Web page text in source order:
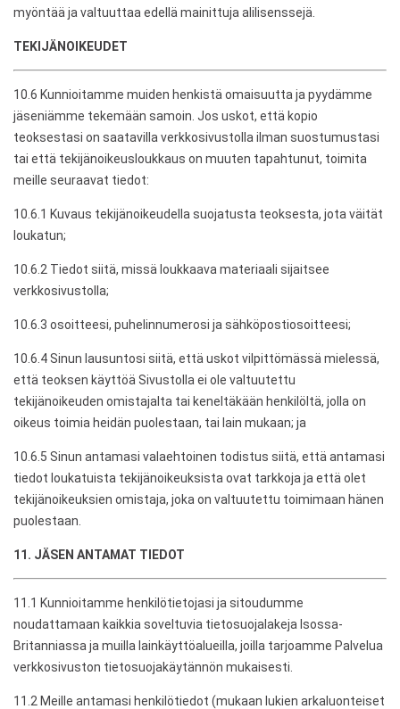
myöntää ja valtuuttaa edellä mainittuja alilisenssejä.
TEKIJÄNOIKEUDET
10.6 Kunnioitamme muiden henkistä omaisuutta ja pyydämme
jäseniämme tekemään samoin. Jos uskot, että kopio
teoksestasi on saatavilla verkkosivustolla ilman suostumustasi
tai että tekijänoikeusloukkaus on muuten tapahtunut, toimita
meille seuraavat tiedot:
10.6.1 Kuvaus tekijänoikeudella suojatusta teoksesta, jota väität
loukatun;
10.6.2 Tiedot siitä, missä loukkaava materiaali sijaitsee
verkkosivustolla;
10.6.3 osoitteesi, puhelinnumerosi ja sähköpostiosoitteesi;
10.6.4 Sinun lausuntosi siitä, että uskot vilpittömässä mielessä,
että teoksen käyttöä Sivustolla ei ole valtuutettu
tekijänoikeuden omistajalta tai keneltäkään henkilöltä, jolla on
oikeus toimia heidän puolestaan, tai lain mukaan; ja
10.6.5 Sinun antamasi valaehtoinen todistus siitä, että antamasi
tiedot loukatuista tekijänoikeuksista ovat tarkkoja ja että olet
tekijänoikeuksien omistaja, joka on valtuutettu toimimaan hänen
puolestaan.
11. JÄSEN ANTAMAT TIEDOT
11.1 Kunnioitamme henkilötietojasi ja sitoudumme
noudattamaan kaikkia soveltuvia tietosuojalakeja Isossa-
Britanniassa ja muilla lainkäyttöalueilla, joilla tarjoamme Palvelua
verkkosivuston tietosuojakäytännön mukaisesti.
11.2 Meille antamasi henkilötiedot (mukaan lukien arkaluonteiset